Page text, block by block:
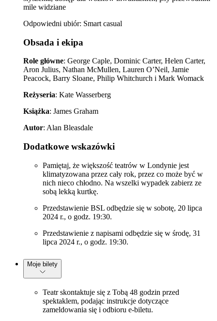
mile widziane
Odpowiedni ubiór: Smart casual
Obsada i ekipa
Role główne: George Caple, Dominic Carter, Helen Carter,
Aron Julius, Nathan McMullen, Lauren O’Neil, Jamie
Peacock, Barry Sloane, Philip Whitchurch i Mark Womack
Reżyseria: Kate Wasserberg
Książka: James Graham
Autor: Alan Bleasdale
Dodatkowe wskazówki
Pamiętaj, że większość teatrów w Londynie jest
klimatyzowana przez cały rok, przez co może być w
nich nieco chłodno. Na wszelki wypadek zabierz ze
sobą lekką kurtkę.
Przedstawienie BSL odbędzie się w sobotę, 20 lipca
2024 r., o godz. 19:30.
Przedstawienie z napisami odbędzie się w środę, 31
lipca 2024 r., o godz. 19:30.
Moje bilety
Teatr skontaktuje się z Tobą 48 godzin przed
spektaklem, podając instrukcje dotyczące
zameldowania się i odbioru e-biletu.